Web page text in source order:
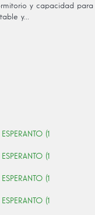
y capacidad para
y...